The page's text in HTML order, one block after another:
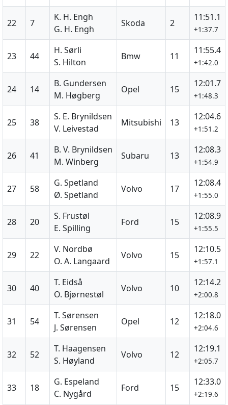
22 7
K. H. Engh
G. H. Engh
Skoda 2
11:51.1
+1:37.7
23 44
H. Sørli
S. Hilton
Bmw 11
11:55.4
+1:42.0
24 14
B. Gundersen
M. Høgberg
Opel 15
12:01.7
+1:48.3
25 38
S. E. Brynildsen
V. Leivestad
Mitsubishi 13
12:04.6
+1:51.2
26 41
B. V. Brynildsen
M. Winberg
Subaru 13
12:08.3
+1:54.9
27 58
G. Spetland
Ø. Spetland
Volvo 17
12:08.4
+1:55.0
28 20
S. Frustøl
E. Spilling
Ford 15
12:08.9
+1:55.5
29 22
V. Nordbø
O. A. Langaard
Volvo 15
12:10.5
+1:57.1
30 40
T. Eidså
O. Bjørnestøl
Volvo 10
12:14.2
+2:00.8
31 54
T. Sørensen
J. Sørensen
Opel 12
12:18.0
+2:04.6
32 52
T. Haagensen
S. Høyland
Volvo 12
12:19.1
+2:05.7
33 18
G. Espeland
C. Nygård
Ford 15
12:33.0
+2:19.6